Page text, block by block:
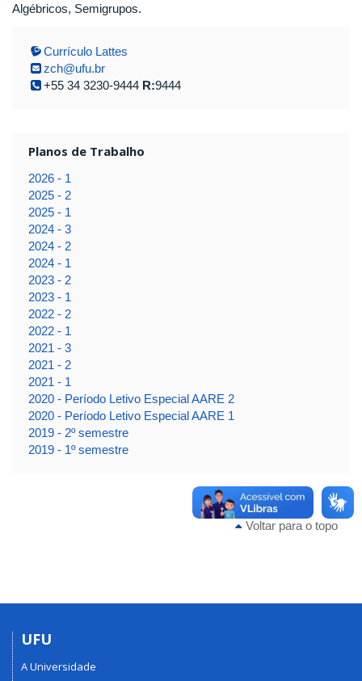
Algébricos, Semigrupos.
Currículo Lattes
zch@ufu.br
+55 34 3230-9444 R:9444
Planos de Trabalho
2026 - 1
2025 - 2
2025 - 1
2024 - 3
2024 - 2
2024 - 1
2023 - 2
2023 - 1
2022 - 2
2022 - 1
2021 - 3
2021 - 2
2021 - 1
2020 - Período Letivo Especial AARE 2
2020 - Período Letivo Especial AARE 1
2019 - 2º semestre
2019 - 1º semestre
Voltar para o topo
UFU
A Universidade